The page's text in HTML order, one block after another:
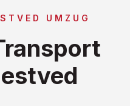
UMZUG